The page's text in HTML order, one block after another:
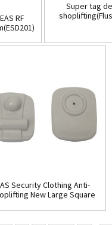
RF
Super tag
Security Clothing Anti-
New Large Square